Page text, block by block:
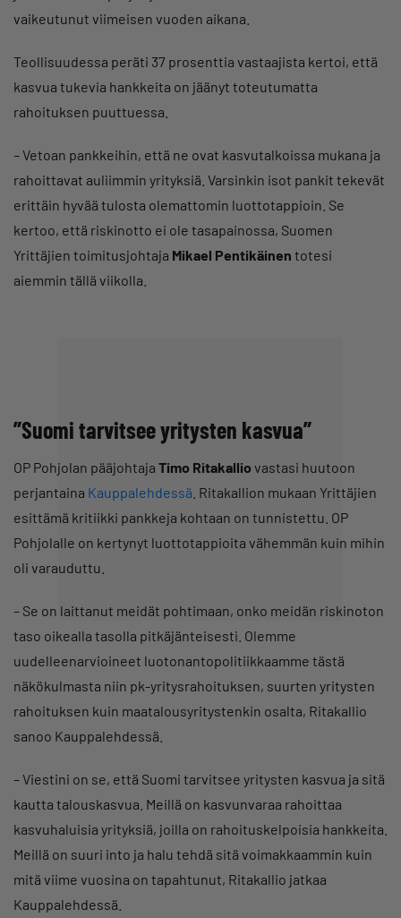
vaikeutunut viimeisen vuoden aikana.
Teollisuudessa peräti 37 prosenttia vastaajista kertoi, että
kasvua tukevia hankkeita on jäänyt toteutumatta
rahoituksen puuttuessa.
– Vetoan pankkeihin, että ne ovat kasvutalkoissa mukana ja
rahoittavat auliimmin yrityksiä. Varsinkin isot pankit tekevät
erittäin hyvää tulosta olemattomin luottotappioin. Se
kertoo, että riskinotto ei ole tasapainossa, Suomen
Yrittäjien toimitusjohtaja Mikael Pentikäinen totesi
aiemmin tällä viikolla.
”Suomi tarvitsee yritysten kasvua”
OP Pohjolan pääjohtaja Timo Ritakallio vastasi huutoon
perjantaina Kauppalehdessä . Ritakallion mukaan Yrittäjien
esittämä kritiikki pankkeja kohtaan on tunnistettu. OP
Pohjolalle on kertynyt luottotappioita vähemmän kuin mihin
oli varauduttu.
– Se on laittanut meidät pohtimaan, onko meidän riskinoton
taso oikealla tasolla pitkäjänteisesti. Olemme
uudelleenarvioineet luotonantopolitiikkaamme tästä
näkökulmasta niin pk-yritysrahoituksen, suurten yritysten
rahoituksen kuin maatalousyritystenkin osalta, Ritakallio
sanoo Kauppalehdessä.
– Viestini on se, että Suomi tarvitsee yritysten kasvua ja sitä
kautta talouskasvua. Meillä on kasvunvaraa rahoittaa
kasvuhaluisia yrityksiä, joilla on rahoituskelpoisia hankkeita.
Meillä on suuri into ja halu tehdä sitä voimakkaammin kuin
mitä viime vuosina on tapahtunut, Ritakallio jatkaa
Kauppalehdessä.